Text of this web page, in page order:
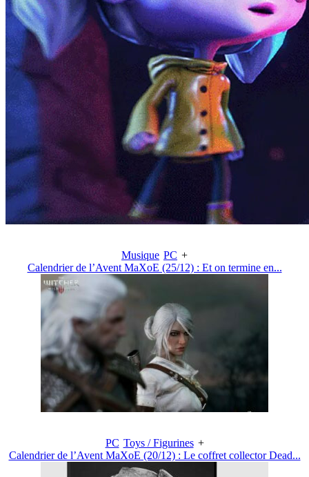
Musique PC +
Calendrier de l’Avent MaXoE (25/12) : Et on termine en...
PC Toys / Figurines +
Calendrier de l’Avent MaXoE (20/12) : Le coffret collector Dead...